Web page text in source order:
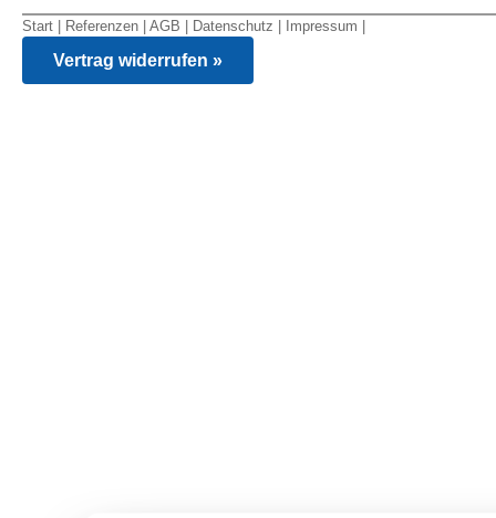
Start Referenzen AGB Datenschutz Impressum
Vertrag widerrufen »